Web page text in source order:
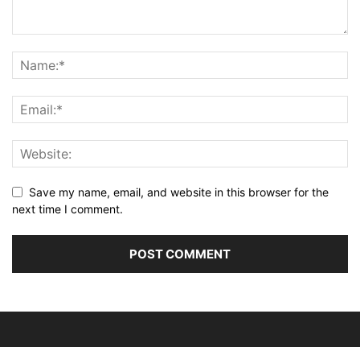
Save my name, email, and website in this browser for the
next time I comment.